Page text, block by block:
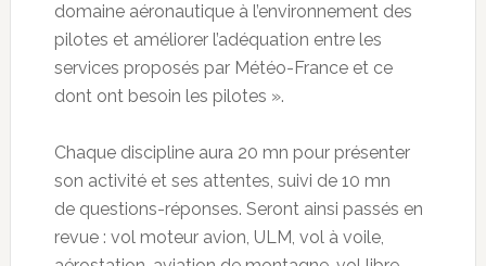
domaine aéronautique à l’environnement des
pilotes et améliorer l’adéquation entre les
services proposés par Météo-France et ce
dont ont besoin les pilotes ».
Chaque discipline aura 20 mn pour présenter
son activité et ses attentes, suivi de 10 mn
de questions-réponses. Seront ainsi passés en
revue : vol moteur avion, ULM, vol à voile,